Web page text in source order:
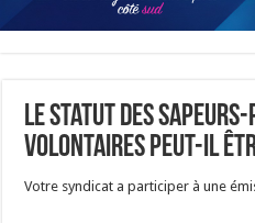
Le statut des
volontaires peut-il
Votre syndicat a participer à une